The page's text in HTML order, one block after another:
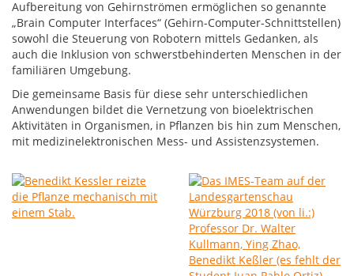
Aufbereitung von Gehirnströmen ermöglichen so genannte
„Brain Computer Interfaces“ (Gehirn-Computer-Schnittstellen)
sowohl die Steuerung von Robotern mittels Gedanken, als
auch die Inklusion von schwerstbehinderten Menschen in der
familiären Umgebung.
Die gemeinsame Basis für diese sehr unterschiedlichen
Anwendungen bildet die Vernetzung von bioelektrischen
Aktivitäten in Organismen, in Pflanzen bis hin zum Menschen,
mit medizinelektronischen Mess- und Assistenzsystemen.